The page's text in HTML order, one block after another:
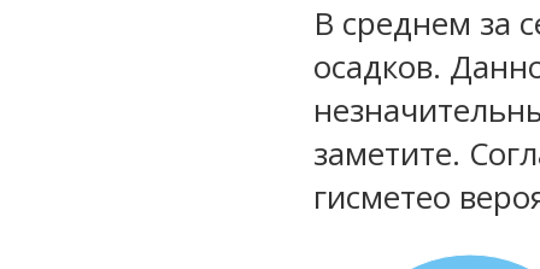
В среднем за
осадков.
заметите.
гисметео